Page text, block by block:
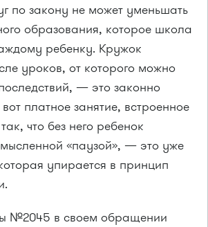
по закону не может уменьшать
образования, которое школа
ребенку. Кружок
уроков, от которого можно
— это законно
платное занятие, встроенное
что без него ребенок
«паузой», — это уже
упирается в принцип
№2045 в своем обращении